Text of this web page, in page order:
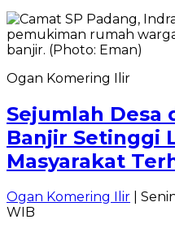
Ogan Komering Ilir
Sejumlah Desa
Banjir Setinggi
Masyarakat
Ogan Komering Ilir |
WIB